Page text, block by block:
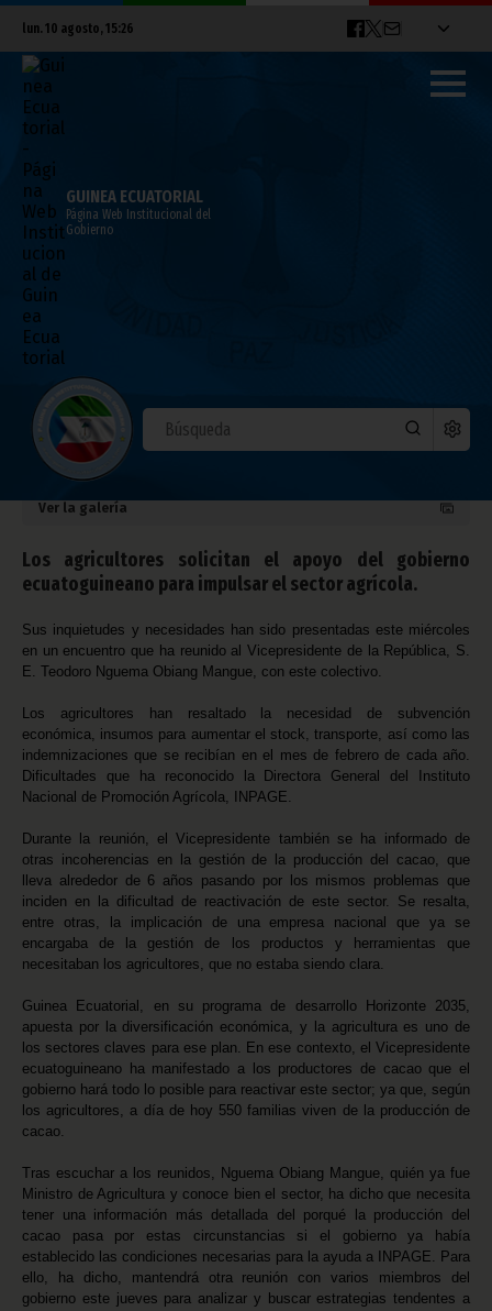
lun. 10 agosto, 15:26
GUINEA ECUATORIAL
Página Web Institucional del
Gobierno
Encuentro entre el Vicepresidente y
miembros del sector agrícola
julio 07, 2021
Noticias Vicepresidencia
Ver la galería
Los agricultores solicitan el apoyo del gobierno
ecuatoguineano para impulsar el sector agrícola.
Sus inquietudes y necesidades han sido presentadas este miércoles
en un encuentro que ha reunido al Vicepresidente de la República, S.
E. Teodoro Nguema Obiang Mangue, con este colectivo.
Los agricultores han resaltado la necesidad de subvención
económica, insumos para aumentar el stock, transporte, así como las
indemnizaciones que se recibían en el mes de febrero de cada año.
Dificultades que ha reconocido la Directora General del Instituto
Nacional de Promoción Agrícola, INPAGE.
Durante la reunión, el Vicepresidente también se ha informado de
otras incoherencias en la gestión de la producción del cacao, que
lleva alrededor de 6 años pasando por los mismos problemas que
inciden en la dificultad de reactivación de este sector. Se resalta,
entre otras, la implicación de una empresa nacional que ya se
encargaba de la gestión de los productos y herramientas que
necesitaban los agricultores, que no estaba siendo clara.
Guinea Ecuatorial, en su programa de desarrollo Horizonte 2035,
apuesta por la diversificación económica, y la agricultura es uno de
los sectores claves para ese plan. En ese contexto, el Vicepresidente
ecuatoguineano ha manifestado a los productores de cacao que el
gobierno hará todo lo posible para reactivar este sector; ya que, según
los agricultores, a día de hoy 550 familias viven de la producción de
cacao.
Tras escuchar a los reunidos, Nguema Obiang Mangue, quién ya fue
Ministro de Agricultura y conoce bien el sector, ha dicho que necesita
tener una información más detallada del porqué la producción del
cacao pasa por estas circunstancias si el gobierno ya había
establecido las condiciones necesarias para la ayuda a INPAGE. Para
ello, ha dicho, mantendrá otra reunión con varios miembros del
gobierno este jueves para analizar y buscar estrategias tendentes a